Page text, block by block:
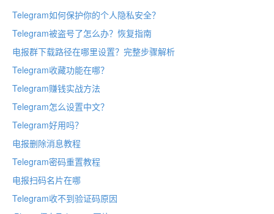
Telegram如何保护你的个人隐私安全？
Telegram被盗号了怎么办？恢复指南
电报群下载路径在哪里设置？完整步骤解析
Telegram收藏功能在哪？
Telegram赚钱实战方法
Telegram怎么设置中文？
Telegram好用吗？
电报删除消息教程
Telegram密码重置教程
电报扫码名片在哪
Telegram收不到验证码原因